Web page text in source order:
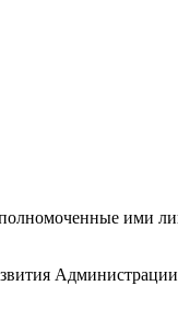
ими